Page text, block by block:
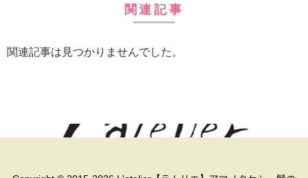
関連記事
関連記事は見つかりませんでした。